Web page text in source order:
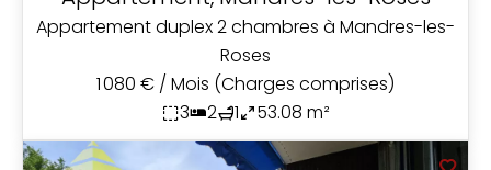
Appartement duplex 2 chambres à Mandres-les-
Roses
1 080 € / Mois (Charges comprises)
3
2 1 53.08 m²